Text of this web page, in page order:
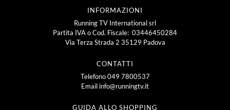
INFORMAZIONI
Running TV International srl
Partita IVA o Cod. Fiscale: 03446450284
Via Terza Strada 2 35129 Padova
CONTATTI
Telefono049 7800537
Email info@runningtv.it
GUIDA ALLO SHOPPING